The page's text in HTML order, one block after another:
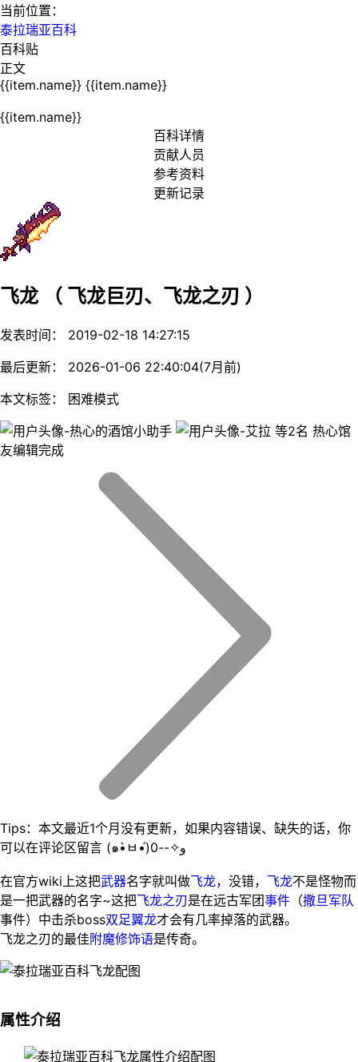
当前位置：
泰拉瑞亚百科
百科贴
正文
{{item.name}} {{item.name}}
{{item.name}}
百科详情
贡献人员
参考资料
更新记录
飞龙 （ 飞龙巨刃、飞龙之刃 ）
发表时间： 2019-02-18 14:27:15
最后更新： 2026-01-06 22:40:04(7月前)
本文标签： 困难模式
等2名 热心馆
友编辑完成
Tips：本文最近1个月没有更新，如果内容错误、缺失的话，你
可以在评论区留言 (๑•̀ㅂ•́)و✧--0
在官方wiki上这把武器名字就叫做飞龙，没错， 飞龙不是怪物而
是一把武器的名字~这把飞龙之刃是在远古军团事件 （撒旦军队
事件）中击杀boss双足翼龙才会有几率掉落的武器。
飞龙之刃的最佳附魔修饰语是传奇。
属性介绍